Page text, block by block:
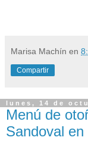
Marisa Machín en
Compartir
lunes, 14 de
Menú de
Sandoval